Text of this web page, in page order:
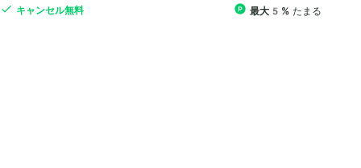
キャンセル無料
最大5% たまる